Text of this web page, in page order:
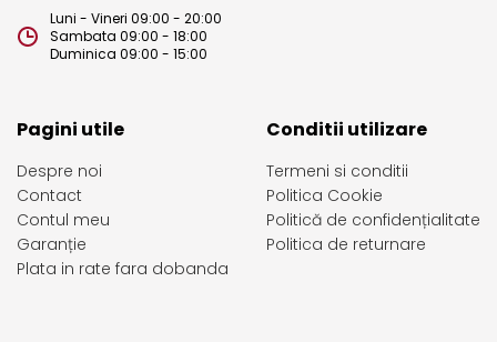
Luni - Vineri 09:00 - 20:00
Sambata 09:00 - 18:00
Duminica 09:00 - 15:00
Pagini utile
Despre noi
Contact
Contul meu
Garanție
Plata in rate fara dobanda
Conditii utilizare
Termeni si conditii
Politica Cookie
Politică de confidențialitate
Politica de returnare